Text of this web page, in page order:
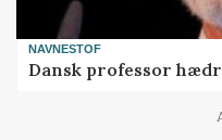
NAVNESTOF
Dansk professor